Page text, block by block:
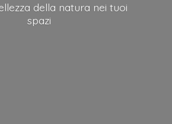
della natura nei tuoi
spazi